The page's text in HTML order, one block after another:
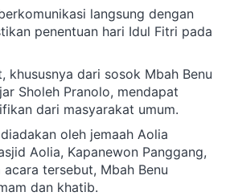
langsung dengan
penentuan hari Idul Fitri pada
khususnya dari sosok Mbah Benu
Sholeh Pranolo, mendapat
dari masyarakat umum.
oleh jemaah Aolia
Aolia, Kapanewon Panggang,
tersebut, Mbah Benu
dan khatib.